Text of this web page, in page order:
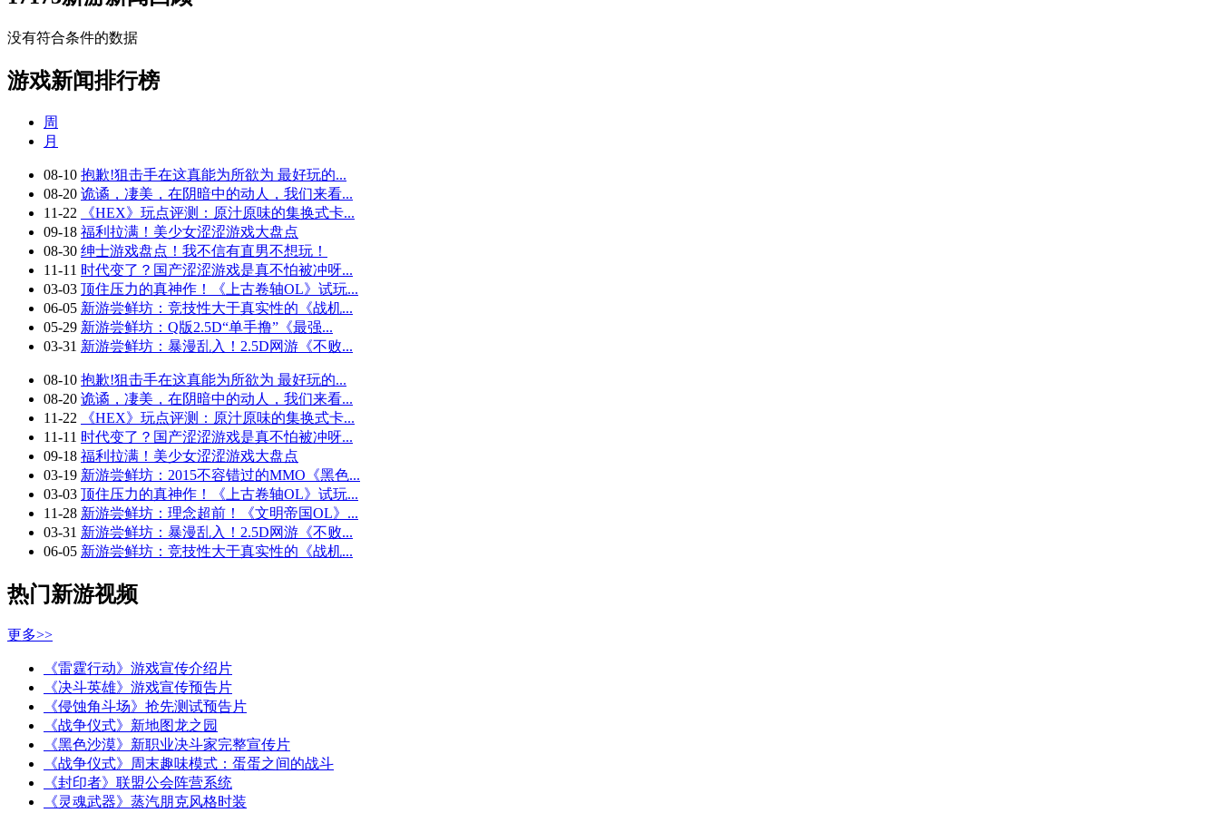
没有符合条件的数据
游戏新闻排行榜
周
月
08-10 抱歉!狙击手在这真能为所欲为 最好玩的...
08-20 诡谲，凄美，在阴暗中的动人，我们来看...
11-22
《HEX》玩点评测：原汁原味的集换式卡...
09-18 福利拉满！美少女涩涩游戏大盘点
08-30 绅士游戏盘点！我不信有直男不想玩！
11-11 时代变了？国产涩涩游戏是真不怕被冲呀...
03-03 顶住压力的真神作！《上古卷轴OL》试玩...
06-05 新游尝鲜坊：竞技性大于真实性的《战机...
05-29 新游尝鲜坊：Q版2.5D“单手撸”《最强...
03-31 新游尝鲜坊：暴漫乱入！2.5D网游《不败...
08-10 抱歉!狙击手在这真能为所欲为 最好玩的...
08-20 诡谲，凄美，在阴暗中的动人，我们来看...
11-22
《HEX》玩点评测：原汁原味的集换式卡...
11-11 时代变了？国产涩涩游戏是真不怕被冲呀...
09-18 福利拉满！美少女涩涩游戏大盘点
03-19 新游尝鲜坊：2015不容错过的MMO《黑色...
03-03 顶住压力的真神作！《上古卷轴OL》试玩...
11-28 新游尝鲜坊：理念超前！《文明帝国OL》...
03-31 新游尝鲜坊：暴漫乱入！2.5D网游《不败...
06-05 新游尝鲜坊：竞技性大于真实性的《战机...
热门新游视频
更多>>
《雷霆行动》游戏宣传介绍片
《决斗英雄》游戏宣传预告片
《侵蚀角斗场》抢先测试预告片
《战争仪式》新地图龙之园
《黑色沙漠》新职业决斗家完整宣传片
《战争仪式》周末趣味模式：蛋蛋之间的战斗
《封印者》联盟公会阵营系统
《灵魂武器》蒸汽朋克风格时装